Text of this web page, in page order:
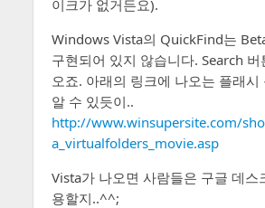
이크가 없거든요).
Windows Vista의 QuickFind는
구현되어 있지 않습니다. Search
오죠. 아래의 링크에 나오는 플래시
알 수 있듯이..
http://www.winsupersite.com/
a_virtualfolders_movie.asp
Vista가 나오면 사람들은 구글 데스
용할지..^^;